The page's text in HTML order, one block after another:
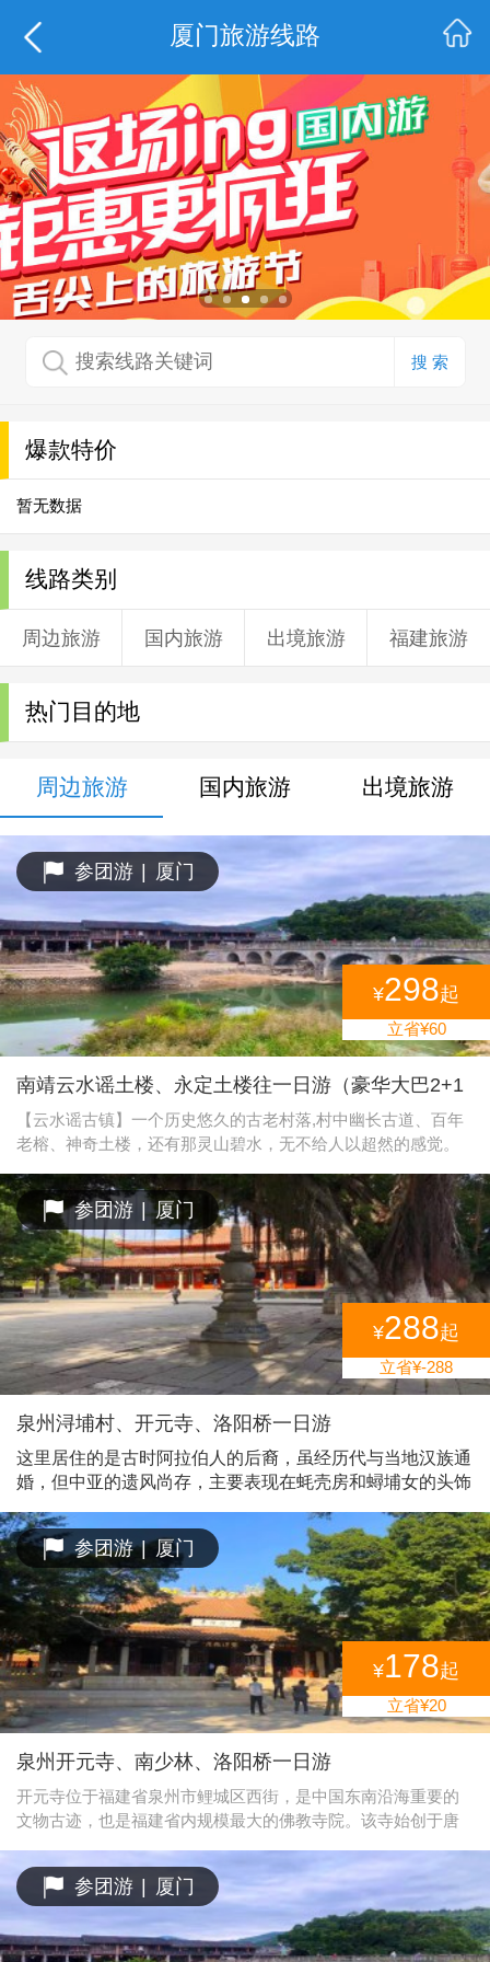
厦门旅游线路
搜 索
爆款特价
暂无数据
线路类别
周边旅游 国内旅游 出境旅游 福建旅游
热门目的地
周边旅游 国内旅游 出境旅游
参团游 厦门
¥298起
立省¥60
南靖云水谣土楼、永定土楼往一日游（豪华大巴2+1
航空座椅）
【云水谣古镇】一个历史悠久的古老村落,村中幽长古道、百年
老榕、神奇土楼，还有那灵山碧水，无不给人以超然的感觉。
高最大最为集中的千年古榕树群、一条百年老街、千年古道溪
岸边，由13棵百年、千年老榕组成的榕树群蔚为壮观，其中一
棵老榕树树冠覆盖面积1933平方米，树丫长达30多米，树干底
端要10多个大人才能合抱，是一棵目前我省已发现的最大的榕
树。榕树下一条被踩磨得非常光滑的鹅卵石古道伸向远方，据
考证是长汀府（龙岩市）通往漳州府（漳州市）的必经之路。
古道旁，有一排两层老式砖木结构房屋，那就是长教已有数百
年历史的老街市……《云水谣》、《沧海百年》等剧组曾将此
作为拍摄地，如今已经成为闽台摄影基地…… 【怀远楼】建于1
楼。楼高四层13米，直径38米，每层34间，共136间，为简氏家
族所建。怀远楼最引人注目之处在于内院核心位置的祖堂，也
就是家族子弟读书的地方“斯是室”。“斯是室”精巧秀气，上下堂
【和贵楼】又称山脚楼，建于清代雍正十年，是南靖最高的土
楼。顾名思义，和贵楼是劝世人弘扬以和为贵的传统美德。楼
如其名，在高速变化潮流中，它显得异常的祥和、安宁、沉
稳。和贵楼是世界文化遗产，建在3000多平方米的沼泽地上，
被称为“陆上的诺亚方舟”。
参团游 | 厦门
¥288起
立省¥-288
泉州浔埔村、开元寺、洛阳桥一日游
这里居住的是古时阿拉伯人的后裔，虽经历代与当地汉族通
婚，但中亚的遗风尚存，主要表现在蚝壳房和蟳埔女的头饰
裤，形成了一道独特的风情。蟳埔女“戴簪花圈，插象牙
筷”的头饰是从宋代以来从中亚流传过来的。蟳埔是泉州海
上丝绸之路起点的重要港口。大部分载满丝绸、瓷器的商船
从蟳埔起航，沿着闽南沿海航行到达南洋，经印度洋、非洲
东岸，然后再到北岸卸货。返航的时候，如果舱内不载货就
会形成空船，重心不稳则不利于航行，于是船员们就将散落
在海边的蚵壳装在船上压舱，载回来后就堆放在蟳埔海边。
参团游 | 厦门
¥178起
立省¥20
泉州开元寺、南少林、洛阳桥一日游
开元寺位于福建省泉州市鲤城区西街，是中国东南沿海重要的
文物古迹，也是福建省内规模最大的佛教寺院。该寺始创于唐
年）更名开元寺，是宋元时期泉州规模最大、官方地位最突出
的佛教寺院。 [15] 现存主要庙宇系明、清两代修建，南北长260
米，东西宽300米，占地面积78000平方米。
参团游 厦门